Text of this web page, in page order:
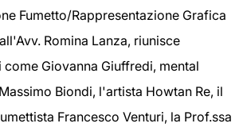
Fumetto/Rappresentazione Grafica
Romina Lanza, riunisce
Giovanna Giuffredi, mental
Biondi, l'artista Howtan Re, il
Francesco Venturi, la Prof.ssa